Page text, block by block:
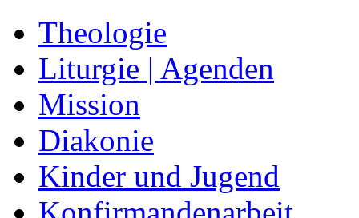
Theologie
Liturgie | Agenden
Mission
Diakonie
Kinder und Jugend